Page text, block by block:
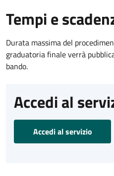
Tempi e
Durata massima del
graduatoria finale verrà
bando.
Accedi al
Accedi al servizio